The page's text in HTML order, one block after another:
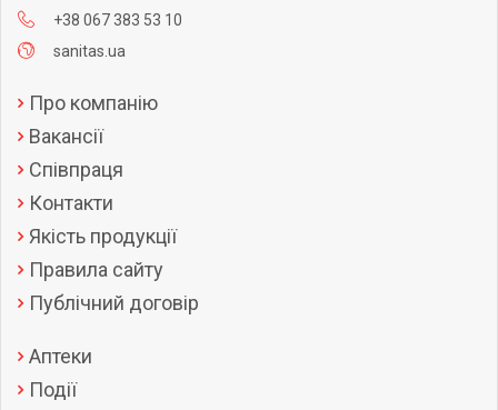
+38 067 383 53 10
sanitas.ua
Про компанію
Вакансії
Співпраця
Контакти
Якість продукції
Правила сайту
Публічний договір
Аптеки
Події